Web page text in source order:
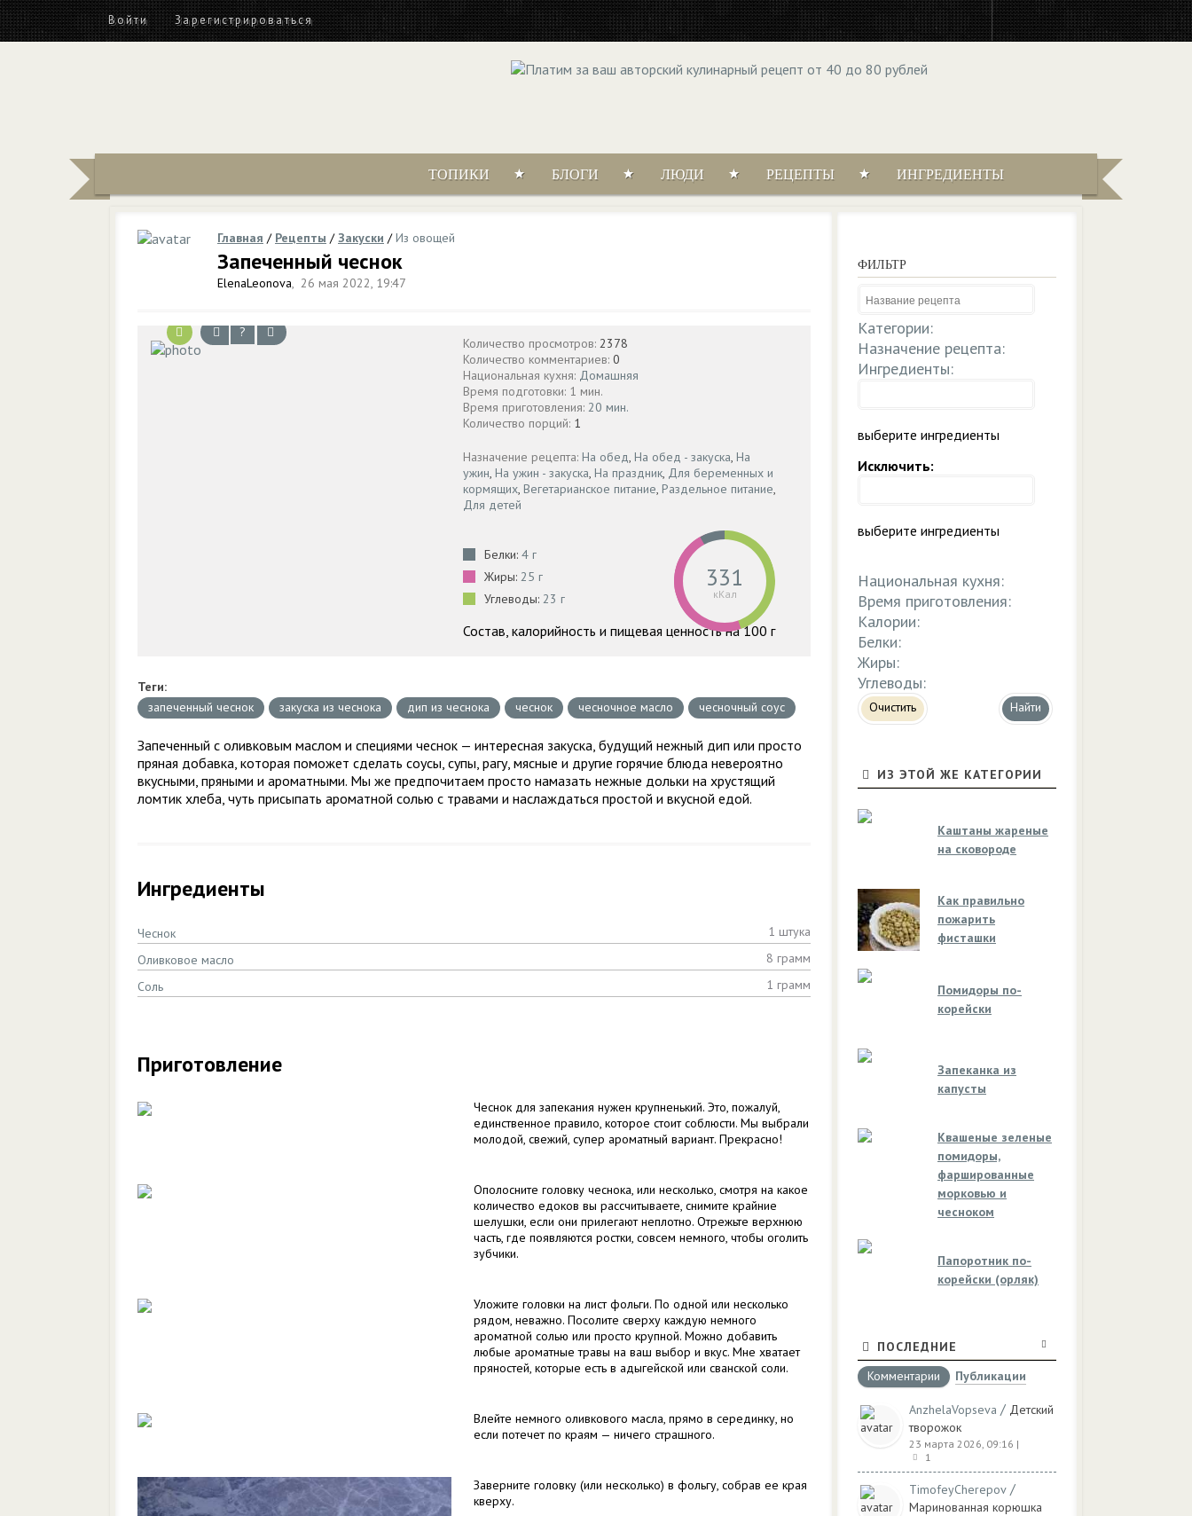
Войти Зарегистрироваться
ТОПИКИ БЛОГИ ЛЮДИ РЕЦЕПТЫ ИНГРЕДИЕНТЫ
Главная / Рецепты /Закуски /Из овощей
Запеченный чеснок
ElenaLeonova, 26 мая 2022, 19:47
?
Количество просмотров: 2378
Количество комментариев: 0
Национальная кухня: Домашняя
Время подготовки: 1 мин.
Время приготовления: 20 мин.
Количество порций: 1
Назначение рецепта: На обед, На обед - закуска, На
ужин, На ужин - закуска, На праздник, Для беременных и
кормящих, Вегетарианское питание, Раздельное питание,
Для детей
Белки: 4 г
Жиры: 25 г
Углеводы: 23 г
331
кКал
Состав, калорийность и пищевая ценность на 100 г
Теги:
запеченный чеснок
закуска из чеснока дип из чеснока чеснок чесночное масло чесночный соус
Запеченный с оливковым маслом и специями чеснок — интересная закуска, будущий нежный дип или просто
пряная добавка, которая поможет сделать соусы, супы, рагу, мясные и другие горячие блюда невероятно
вкусными, пряными и ароматными. Мы же предпочитаем просто намазать нежные дольки на хрустящий
ломтик хлеба, чуть присыпать ароматной солью с травами и наслаждаться простой и вкусной едой.
Ингредиенты
Чеснок
1 штука
Оливковое масло
8 грамм
Соль
1 грамм
Приготовление
Чеснок для запекания нужен крупненький. Это, пожалуй,
единственное правило, которое стоит соблюсти. Мы выбрали
молодой, свежий, супер ароматный вариант. Прекрасно!
Ополосните головку чеснока, или несколько, смотря на какое
количество едоков вы рассчитываете, снимите крайние
шелушки, если они прилегают неплотно. Отрежьте верхнюю
часть, где появляются ростки, совсем немного, чтобы оголить
зубчики.
Уложите головки на лист фольги. По одной или несколько
рядом, неважно. Посолите сверху каждую немного
ароматной солью или просто крупной. Можно добавить
любые ароматные травы на ваш выбор и вкус. Мне хватает
пряностей, которые есть в адыгейской или сванской соли.
Влейте немного оливкового масла, прямо в серединку, но
если потечет по краям — ничего страшного.
Заверните головку (или несколько) в фольгу, собрав ее края
кверху.
ФИЛЬТР
Категории:
Назначение рецепта:
Ингредиенты:
выберите ингредиенты
Исключить:
выберите ингредиенты
Национальная кухня:
Время приготовления:
Калории:
Белки:
Жиры:
Углеводы:
Очистить
ИЗ ЭТОЙ ЖЕ КАТЕГОРИИ
Каштаны жареные
на сковороде
Как правильно
пожарить
фисташки
Помидоры по-
корейски
Запеканка из
капусты
Квашеные зеленые
помидоры,
фаршированные
морковью и
чесноком
Папоротник по-
корейски (орляк)
ПОСЛЕДНИЕ
Комментарии
Публикации
AnzhelaVopseva / Детский
творожок
23 марта 2026, 09:16 |
1
TimofeyCherepov /
Маринованная корюшка